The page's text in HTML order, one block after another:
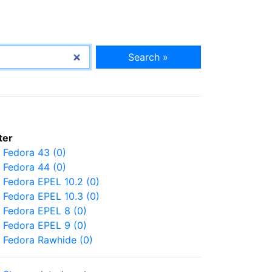
Search »
Fedora 43 (0)
Fedora 44 (0)
Fedora EPEL 10.2 (0)
Fedora EPEL 10.3 (0)
Fedora EPEL 8 (0)
Fedora EPEL 9 (0)
Fedora Rawhide (0)